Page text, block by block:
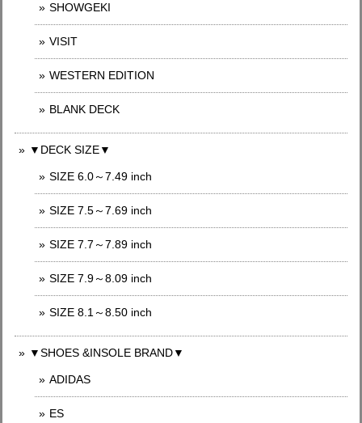
SHOWGEKI
VISIT
WESTERN EDITION
BLANK DECK
▼DECK SIZE▼
SIZE 6.0～7.49 inch
SIZE 7.5～7.69 inch
SIZE 7.7～7.89 inch
SIZE 7.9～8.09 inch
SIZE 8.1～8.50 inch
▼SHOES &INSOLE BRAND▼
ADIDAS
ES